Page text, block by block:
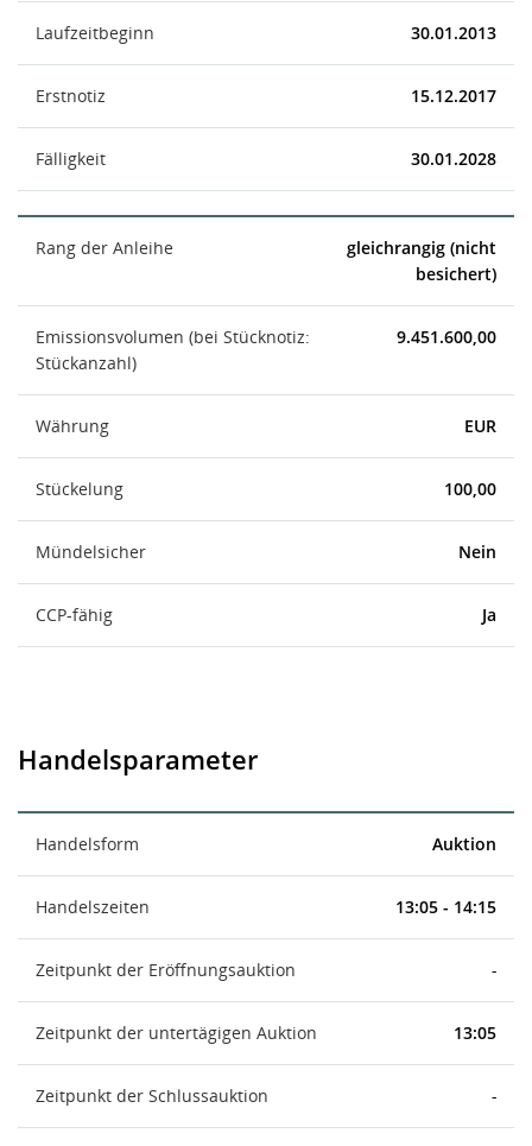
Laufzeitbeginn 30.01.2013
Erstnotiz 15.12.2017
Fälligkeit 30.01.2028
Rang der Anleihe
gleichrangig (nicht
besichert)
Emissionsvolumen (bei Stücknotiz:
Stückanzahl)
9.451.600,00
Währung EUR
Stückelung 100,00
Mündelsicher Nein
CCP-fähig Ja
Handelsparameter
Handelsform Auktion
Handelszeiten 13:05 - 14:15
Zeitpunkt der Eröffnungsauktion -
Zeitpunkt der untertägigen Auktion 13:05
Zeitpunkt der Schlussauktion -